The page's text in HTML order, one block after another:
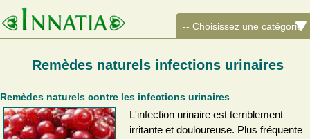
Remèdes naturels infections urinaires
Remèdes naturels contre les infections urinaires
L'infection urinaire est terriblement
irritante et douloureuse. Plus fréquente